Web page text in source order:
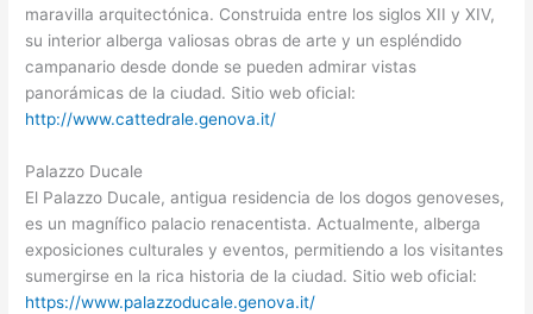
maravilla arquitectónica. Construida entre los siglos XII y XIV,
su interior alberga valiosas obras de arte y un espléndido
campanario desde donde se pueden admirar vistas
panorámicas de la ciudad. Sitio web oficial:
http://www.cattedrale.genova.it/
Palazzo Ducale
El Palazzo Ducale, antigua residencia de los dogos genoveses,
es un magnífico palacio renacentista. Actualmente, alberga
exposiciones culturales y eventos, permitiendo a los visitantes
sumergirse en la rica historia de la ciudad. Sitio web oficial:
https://www.palazzoducale.genova.it/